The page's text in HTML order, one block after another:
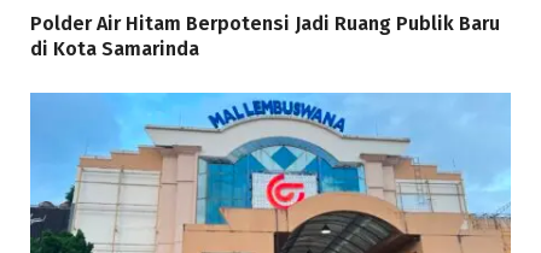
Polder Air Hitam Berpotensi Jadi Ruang Publik Baru
di Kota Samarinda